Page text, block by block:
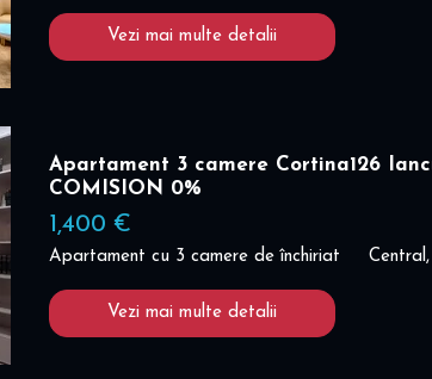
Vezi mai multe detalii
Apartament 3 camere Cortina126
COMISION 0%
1,400 €
Apartament cu 3 camere de închiriat
Vezi mai multe detalii